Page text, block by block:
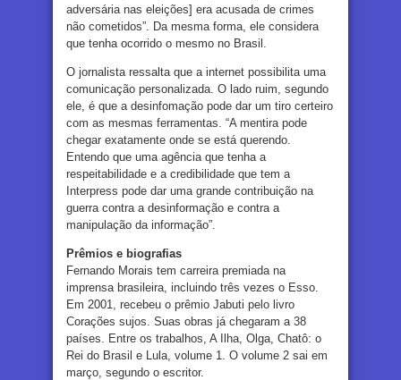
adversária nas eleições] era acusada de crimes
não cometidos”. Da mesma forma, ele considera
que tenha ocorrido o mesmo no Brasil.
O jornalista ressalta que a internet possibilita uma
comunicação personalizada. O lado ruim, segundo
ele, é que a desinfomação pode dar um tiro certeiro
com as mesmas ferramentas. “A mentira pode
chegar exatamente onde se está querendo.
Entendo que uma agência que tenha a
respeitabilidade e a credibilidade que tem a
Interpress pode dar uma grande contribuição na
guerra contra a desinformação e contra a
manipulação da informação”.
Prêmios e biografias
Fernando Morais tem carreira premiada na
imprensa brasileira, incluindo três vezes o Esso.
Em 2001, recebeu o prêmio Jabuti pelo livro
Corações sujos. Suas obras já chegaram a 38
países. Entre os trabalhos, A Ilha, Olga, Chatô: o
Rei do Brasil e Lula, volume 1. O volume 2 sai em
março, segundo o escritor.